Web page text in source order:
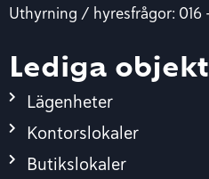
Uthyrning / hyresfrågor: 016
Lediga objekt
Lägenheter
Kontorslokaler
Butikslokaler